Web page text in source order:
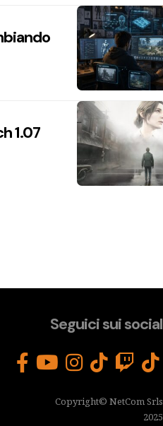
1.07
Seguici sui social
Copyright© NetCom Srls
2025